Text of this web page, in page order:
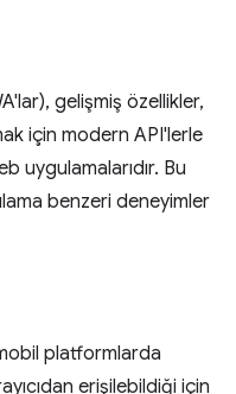
gelişmiş özellikler,
için modern API'lerle
uygulamalarıdır. Bu
benzeri deneyimler
platformlarda
erişilebildiği için